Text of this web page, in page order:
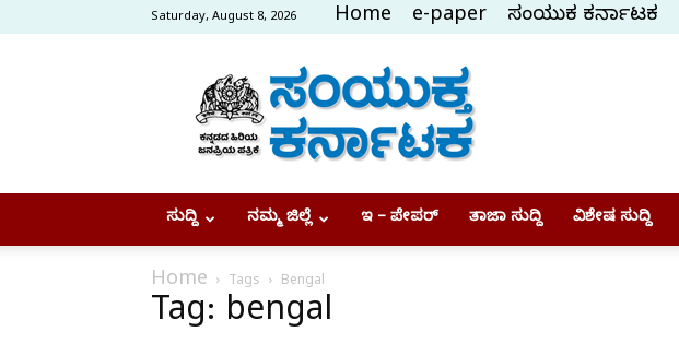
Saturday, August 8, 2026 Home e-paper ಸಂಯುಕ್ತ ಕರ್ನಾಟಕ
Samyukta
Karnataka
ಸುದ್ದಿ ನಮ್ಮ ಜಿಲ್ಲೆ ಇ – ಪೇಪರ್ ತಾಜಾ ಸುದ್ದಿ ವಿಶೇಷ ಸುದ್ದಿ
Home Tags Bengal
Tag: bengal